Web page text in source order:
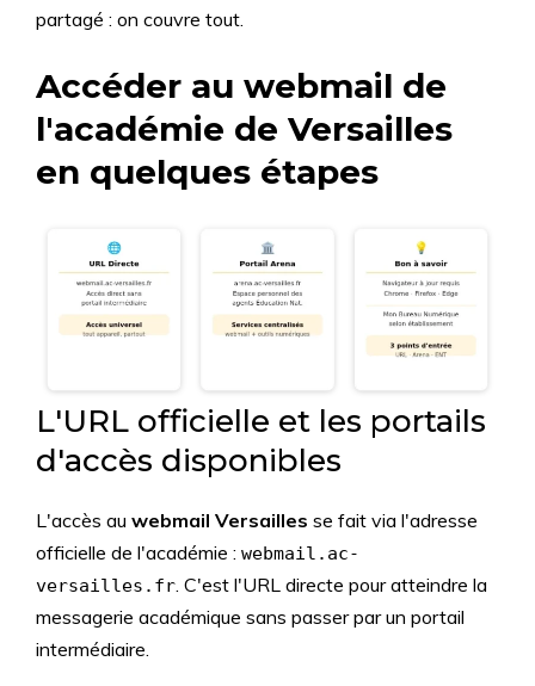
partagé : on couvre tout.
Accéder au webmail de
l'académie de Versailles
en quelques étapes
L'URL officielle et les portails
d'accès disponibles
L'accès au webmail Versailles se fait via l'adresse
officielle de l'académie : webmail.ac-
versailles.fr. C'est l'URL directe pour atteindre la
messagerie académique sans passer par un portail
intermédiaire.